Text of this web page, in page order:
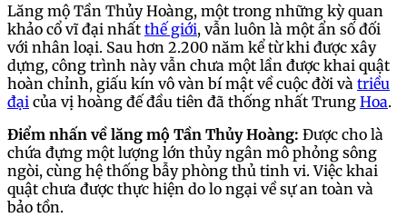
Lăng mộ Tần Thủy Hoàng, một trong những kỳ quan
khảo cổ vĩ đại nhất thế giới, vẫn luôn là một ẩn số đối
với nhân loại. Sau hơn 2.200 năm kể từ khi được xây
dựng, công trình này vẫn chưa một lần được khai quật
hoàn chỉnh, giấu kín vô vàn bí mật về cuộc đời và triều
đại của vị hoàng đế đầu tiên đã thống nhất Trung Hoa.
Điểm nhấn về lăng mộ Tần Thủy Hoàng: Được cho là
chứa đựng một lượng lớn thủy ngân mô phỏng sông
ngòi, cùng hệ thống bẫy phòng thủ tinh vi. Việc khai
quật chưa được thực hiện do lo ngại về sự an toàn và
bảo tồn.